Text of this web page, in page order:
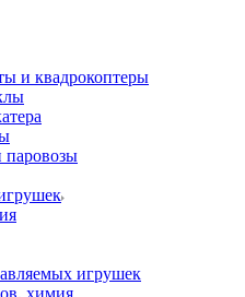
и квадрокоптеры
паровозы
игрушек
химия